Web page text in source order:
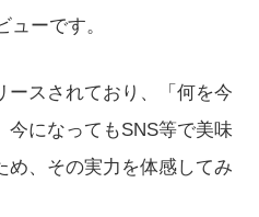
ューです。
ースされており、「何を今
今になってもSNS等で美味
め、その実力を体感してみ